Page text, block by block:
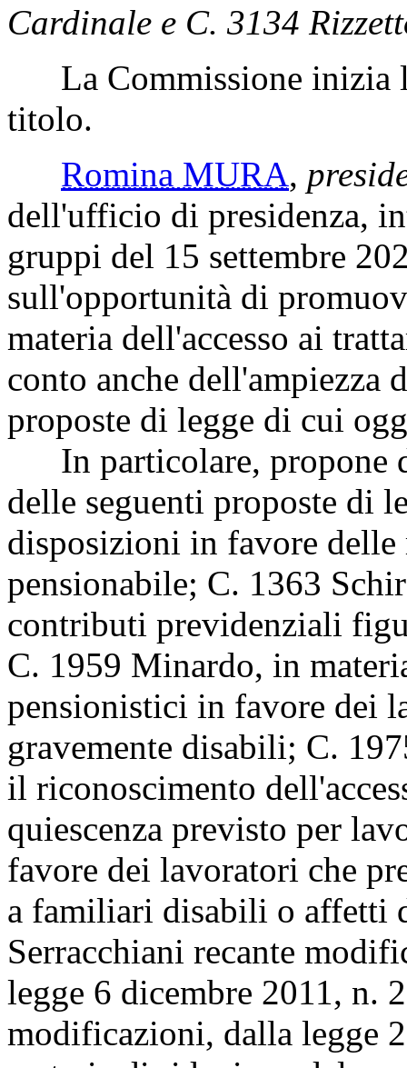
Cardinale e C. 3134
La Commissione inizia
titolo.
Romina MURA,
dell'ufficio di presidenza,
gruppi del 15 settembre
sull'opportunità di
materia dell'accesso ai
conto anche dell'ampiezza
proposte di legge di cui
In particolare, propone
delle seguenti proposte di
disposizioni in favore
pensionabile; C. 1363
contributi previdenziali
C. 1959 Minardo, in
pensionistici in favore dei
gravemente disabili; C.
il riconoscimento
quiescenza previsto per
favore dei lavoratori che
a familiari disabili o affetti
Serracchiani recante
legge 6 dicembre 2011, n.
modificazioni, dalla legge